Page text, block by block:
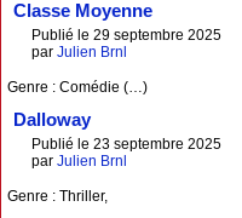
Classe Moyenne
Publié le 29 septembre 2025
par Julien Brnl
Genre : Comédie (…)
Dalloway
Publié le 23 septembre 2025
par Julien Brnl
Genre : Thriller,